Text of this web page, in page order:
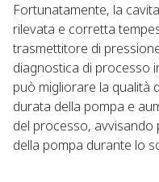
Fortunatamente, la
rilevata e corretta
trasmettitore di
diagnostica di processo
può migliorare la qualità
durata della pompa e
del processo,
della pompa durante lo